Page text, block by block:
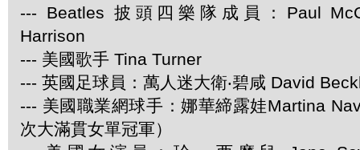
--- Beatles 披頭四樂隊成員：Paul
Harrison
--- 美國歌手 Tina Turner
--- 英國足球員：萬人迷大衛‧碧咸 David
--- 美國職業網球手：娜華締露娃Martina
次大滿貫女單冠軍）